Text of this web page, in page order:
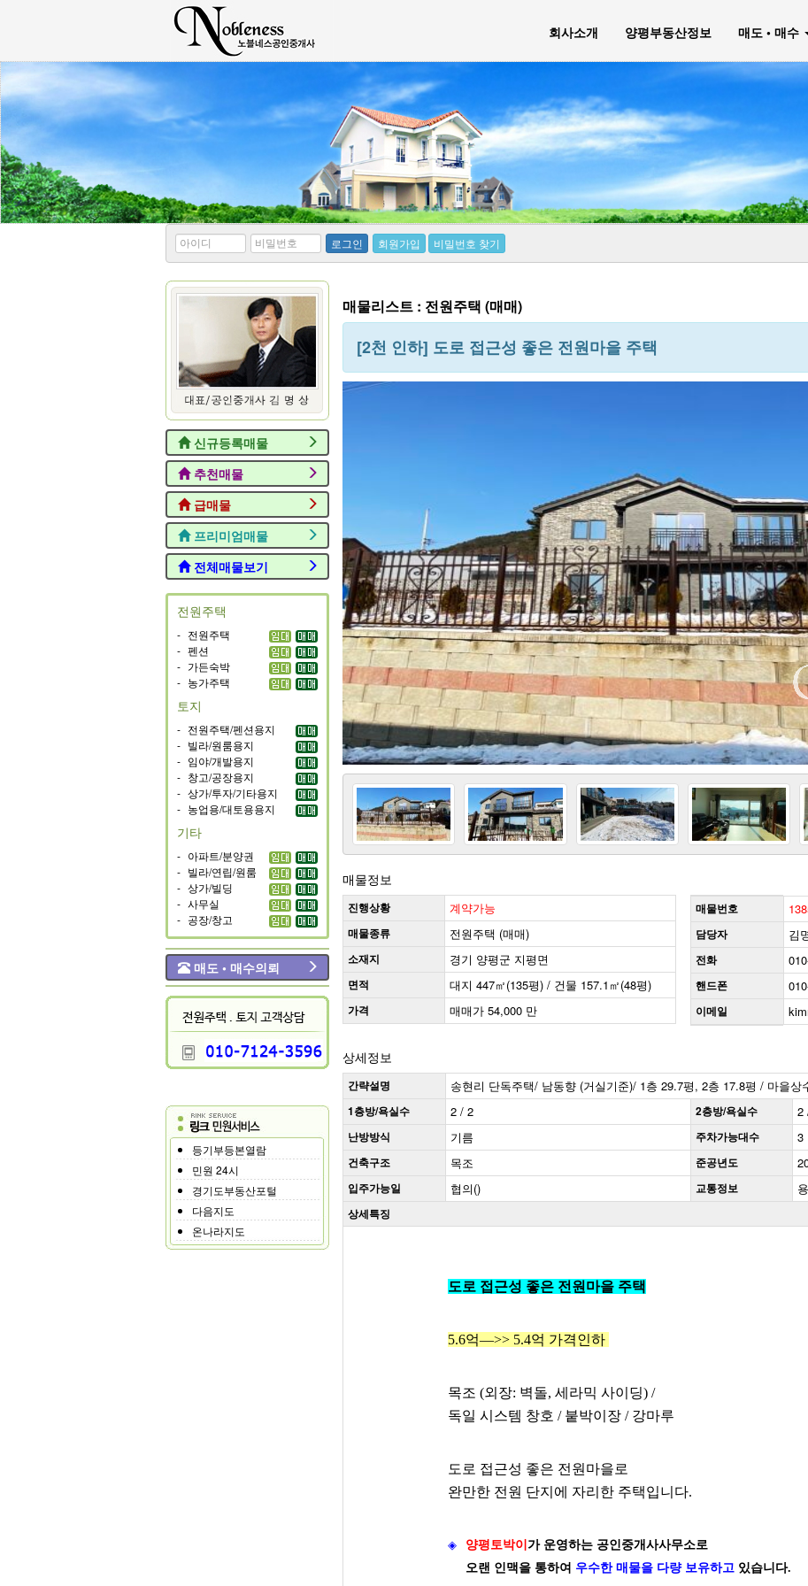
회사소개 양평부동산정보 매도 • 매수
*
아
디
*
비
번
호
로그인 회원가입 비밀번호 찾기
신규등록매물
추천매물
급매물
프리미엄매물
전체매물보기
전원주택
- 전원주택
- 펜션
- 가든숙박
- 농가주택
토지
- 전원주택/펜션용지
- 빌라/원룸용지
- 임야/개발용지
- 창고/공장용지
- 상가/투자/기타용지
- 농업용/대토용용지
기타
- 아파트/분양권
- 빌라/연립/원룸
- 상가/빌딩
- 사무실
- 공장/창고
매도 • 매수의뢰
등기부등본열람
민원 24시
경기도부동산포털
다음지도
온나라지도
매물리스트 : 전원주택 (매매)
[2천 인하] 도로 접근성 좋은 전원마을 주택
매물정보
진행상황 계약가능
매물종류 전원주택 (매매)
소재지 경기 양평군 지평면
면적 대지 447㎡(135평) / 건물 157.1㎡(48평)
가격 매매가 54,000 만
매물번호
담당자 김
전화
핸드폰
이메일
상세정보
간략설명 송현리 단독주택/ 남동향 (거실기준)/ 1층 29.7평, 2층 17.8평 / 마을상
1층방/욕실수 2 / 2 2층방/욕실수 2
난방방식 기름 주차가능대수 3
건축구조 목조 준공년도
입주가능일 협의() 교통정보
상세특징
도로 접근성 좋은 전원마을 주택
5.6억—>> 5.4억 가격인하
목조 (외장: 벽돌, 세라믹 사이딩) /
독일 시스템 창호 / 붙박이장 / 강마루
도로 접근성 좋은 전원마을로
완만한 전원 단지에 자리한 주택입니다.
◈ 양평토박이 가 운영하는 공인중개사사무소로
오랜 인맥을 통하여 우수한 매물을 다량 보유하고 있습니다.